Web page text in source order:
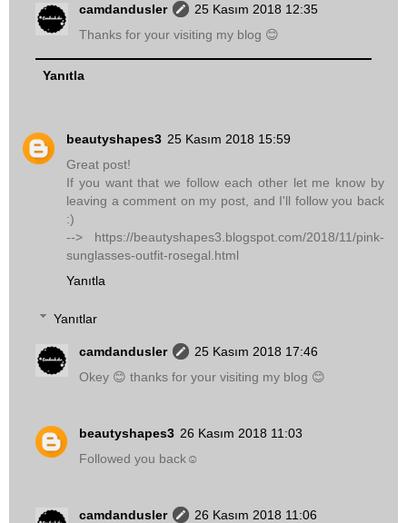
camdandusler
25 Kasım 2018 12:35
Thanks for your visiting my blog 😊
Yanıtla
beautyshapes3 25 Kasım 2018 15:59
Great post!
If you want that we follow each other let me know by
leaving a comment on my post, and I'll follow you back
:)
--> https://beautyshapes3.blogspot.com/2018/11/pink-
sunglasses-outfit-rosegal.html
Yanıtla
Yanıtlar
camdandusler
25 Kasım 2018 17:46
Okey 😊 thanks for your visiting my blog 😊
beautyshapes3 26 Kasım 2018 11:03
Followed you back☺
camdandusler
26 Kasım 2018 11:06